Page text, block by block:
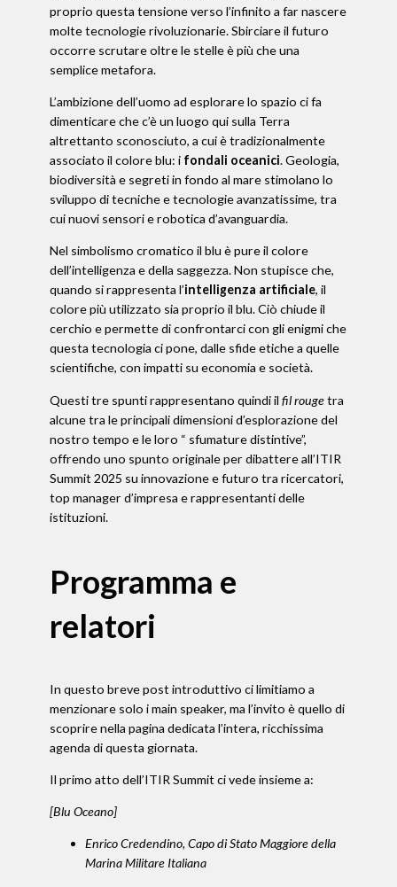
proprio questa tensione verso l’infinito a far nascere
molte tecnologie rivoluzionarie. Sbirciare il futuro
occorre scrutare oltre le stelle è più che una
semplice metafora.
L’ambizione dell’uomo ad esplorare lo spazio ci fa
dimenticare che c’è un luogo qui sulla Terra
altrettanto sconosciuto, a cui è tradizionalmente
associato il colore blu: i fondali oceanici. Geologia,
biodiversità e segreti in fondo al mare stimolano lo
sviluppo di tecniche e tecnologie avanzatissime, tra
cui nuovi sensori e robotica d’avanguardia.
Nel simbolismo cromatico il blu è pure il colore
dell’intelligenza e della saggezza. Non stupisce che,
quando si rappresenta l’intelligenza artificiale, il
colore più utilizzato sia proprio il blu. Ciò chiude il
cerchio e permette di confrontarci con gli enigmi che
questa tecnologia ci pone, dalle sfide etiche a quelle
scientifiche, con impatti su economia e società.
Questi tre spunti rappresentano quindi il fil rougetra
alcune tra le principali dimensioni d’esplorazione del
nostro tempo e le loro “ sfumature distintive”,
offrendo uno spunto originale per dibattere all’ITIR
Summit 2025 su innovazione e futuro tra ricercatori,
top manager d’impresa e rappresentanti delle
istituzioni.
Programma e
relatori
In questo breve post introduttivo ci limitiamo a
menzionare solo i main speaker, ma l’invito è quello di
scoprire nella pagina dedicata l’intera, ricchissima
agenda di questa giornata.
Il primo atto dell’ITIR Summit ci vede insieme a:
[Blu Oceano]
Enrico Credendino, Capo di Stato Maggiore della
Marina Militare Italiana